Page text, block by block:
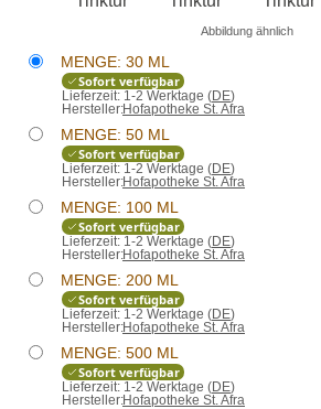
Abbildung ähnlich
MENGE: 30 ML
Sofort verfügbar
Lieferzeit: 1-2 Werktage (DE)
Hersteller:Hofapotheke St. Afra
MENGE: 50 ML
Sofort verfügbar
Lieferzeit: 1-2 Werktage (DE)
Hersteller:Hofapotheke St. Afra
MENGE: 100 ML
Sofort verfügbar
Lieferzeit: 1-2 Werktage (DE)
Hersteller:Hofapotheke St. Afra
MENGE: 200 ML
Sofort verfügbar
Lieferzeit: 1-2 Werktage (DE)
Hersteller:Hofapotheke St. Afra
MENGE: 500 ML
Sofort verfügbar
Lieferzeit: 1-2 Werktage (DE)
Hersteller:Hofapotheke St. Afra